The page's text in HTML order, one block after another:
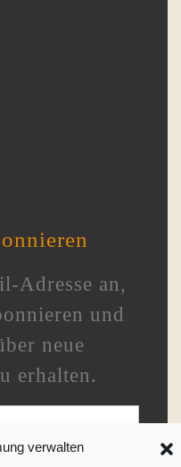
verwalten
Adresse an,
und
neue
erhalten.